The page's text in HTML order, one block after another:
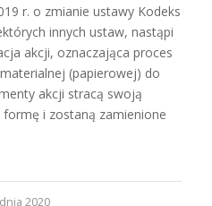
r. o zmianie ustawy Kodeks
innych ustaw, nastąpi
akcji, oznaczająca proces
(papierowej) do
akcji stracą swoją
i zostaną zamienione
2020